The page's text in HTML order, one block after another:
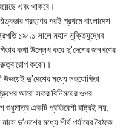
এবং থাকবে।
গ্রহণের পরই প্রথমে বাংলাদেশ
১৯৭১ সালে মহান মুক্তিযুদ্ধের
কথা উল্লেখ করে দু’দেশের জনগণের
করেন।
উভয়েই দু’দেশের মধ্যে সহযোগিতা
গ্রুপের আরো সফর বিনিময়ের ওপর
একটি প্রতিবেশী রাষ্ট্রই নয়,
দু’দেশের মধ্যে শীর্ষ পর্যায়ের বৈঠকে